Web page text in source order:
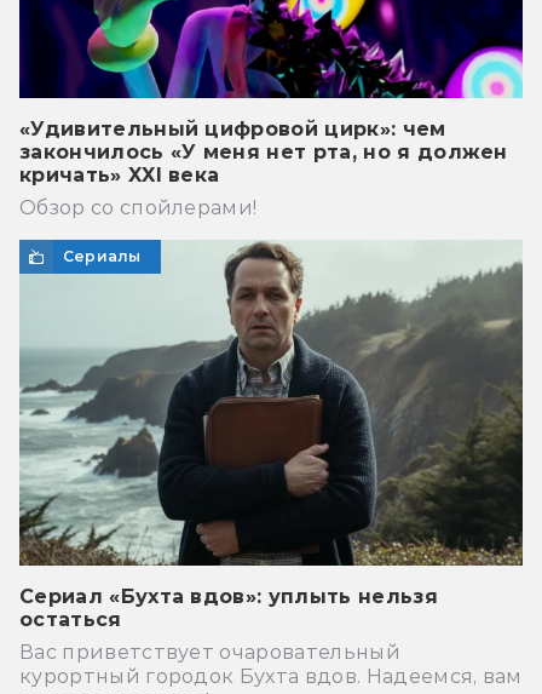
«Удивительный цифровой цирк»: чем
закончилось «У меня нет рта, но я должен
кричать» XXI века
Обзор со спойлерами!
Сериалы
Сериал «Бухта вдов»: уплыть нельзя
остаться
Вас приветствует очаровательный
курортный городок Бухта вдов. Надеемся, вам